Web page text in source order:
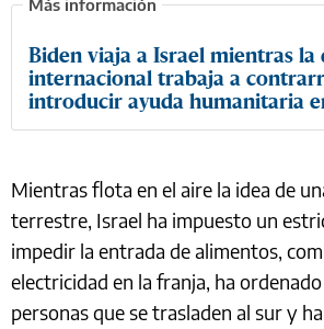
Biden viaja a Israel mientras la
internacional trabaja a
introducir ayuda humanitaria
Mientras flota en el aire la idea de
terrestre, Israel ha impuesto un
impedir la entrada de alimentos,
electricidad en la franja, ha
personas que se trasladen al sur y